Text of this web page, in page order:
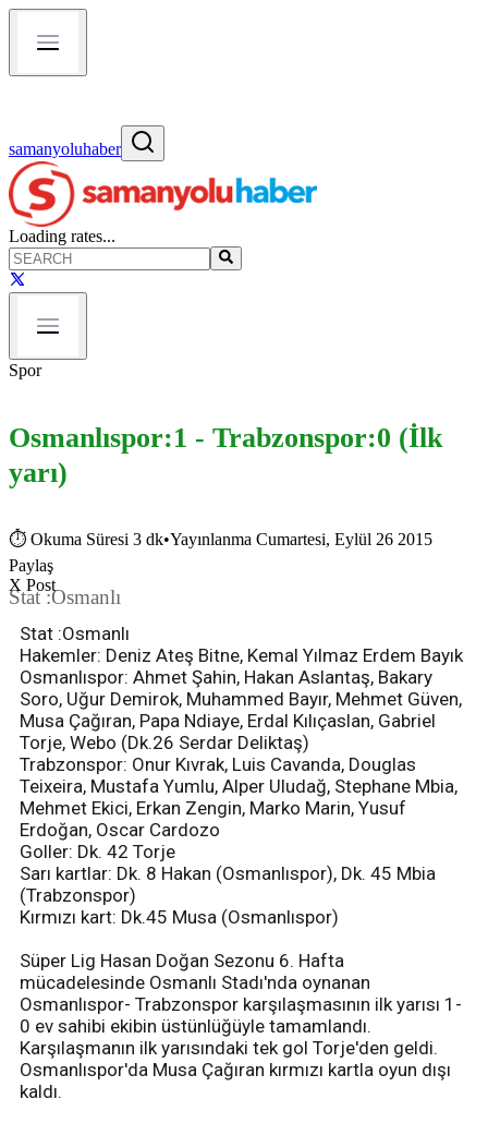
samanyoluhaber
Loading rates...
Spor
Osmanlıspor:1 - Trabzonspor:0 (İlk
yarı)
⏱ Okuma Süresi 3 dk•Yayınlanma Cumartesi, Eylül 26 2015
Paylaş
X Post
Stat :Osmanlı
Stat :Osmanlı
Hakemler: Deniz Ateş Bitne, Kemal Yılmaz Erdem Bayık
Osmanlıspor: Ahmet Şahin, Hakan Aslantaş, Bakary
Soro, Uğur Demirok, Muhammed Bayır, Mehmet Güven,
Musa Çağıran, Papa Ndiaye, Erdal Kılıçaslan, Gabriel
Torje, Webo (Dk.26 Serdar Deliktaş)
Trabzonspor: Onur Kıvrak, Luis Cavanda, Douglas
Teixeira, Mustafa Yumlu, Alper Uludağ, Stephane Mbia,
Mehmet Ekici, Erkan Zengin, Marko Marin, Yusuf
Erdoğan, Oscar Cardozo
Goller: Dk. 42 Torje
Sarı kartlar: Dk. 8 Hakan (Osmanlıspor), Dk. 45 Mbia
(Trabzonspor)
Kırmızı kart: Dk.45 Musa (Osmanlıspor)
Süper Lig Hasan Doğan Sezonu 6. Hafta
mücadelesinde Osmanlı Stadı'nda oynanan
Osmanlıspor- Trabzonspor karşılaşmasının ilk yarısı 1-
0 ev sahibi ekibin üstünlüğüyle tamamlandı.
Karşılaşmanın ilk yarısındaki tek gol Torje'den geldi.
Osmanlıspor'da Musa Çağıran kırmızı kartla oyun dışı
kaldı.